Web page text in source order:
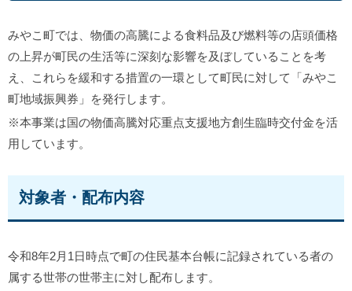
みやこ町では、物価の高騰による食料品及び燃料等の店頭価格
の上昇が町民の生活等に深刻な影響を及ぼしていることを考
え、これらを緩和する措置の一環として町民に対して「みやこ
町地域振興券」を発行します。
※本事業は国の物価高騰対応重点支援地方創生臨時交付金を活
用しています。
対象者・配布内容
令和8年2月1日時点で町の住民基本台帳に記録されている者の
属する世帯の世帯主に対し配布します。